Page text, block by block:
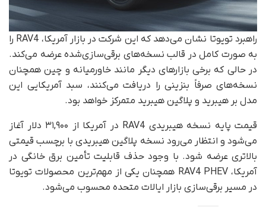
راهبرد تویوتا نشان می‌دهد که این شرکت در بازار آمریکا، RAV4 را
به‌ صورت کامل در قالب نسخه‌های برقی‌سازی‌شده عرضه می‌کند.
در حالی که برخی بازارهای دیگر مانند خاورمیانه و چین همچنان
نسخه‌های صرفاً بنزینی را دریافت می‌کنند، سبد آمریکایی این
مدل بر هیبرید و پلاگین هیبرید متمرکز خواهد بود.
قیمت پایه نسخه هیبریدی RAV4 در آمریکا از ۳۱,۹۰۰ دلار آغاز
می‌شود و انتظار می‌رود نسخه پلاگین هیبریدی با برچسب قیمتی
بالاتری عرضه شود. با وجود حذف قابلیت تأمین برق خانگی در
آمریکا، RAV4 PHEV همچنان یکی از مهم‌ترین محصولات تویوتا
در مسیر برقی‌سازی بازار ایالات متحده محسوب می‌شود.